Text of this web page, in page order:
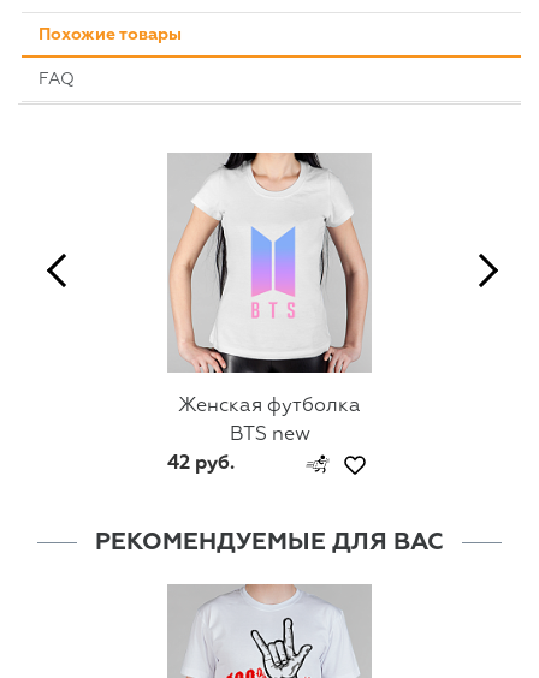
Похожие товары
FAQ
Женская футболка
BTS new
42 руб.
РЕКОМЕНДУЕМЫЕ ДЛЯ ВАС